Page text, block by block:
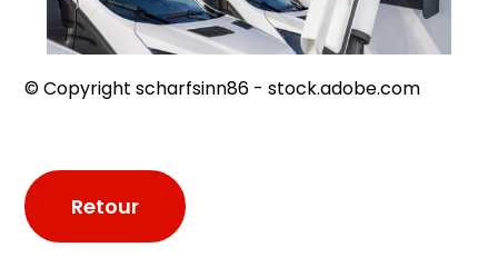
© Copyright scharfsinn86 - stock.adobe.com
Retour